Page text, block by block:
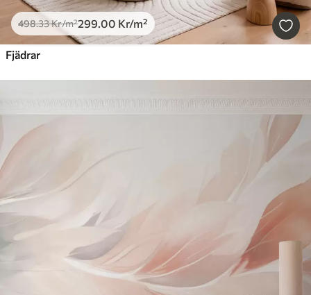
498.33Kr/m²299.00 Kr/m²
Fjädrar